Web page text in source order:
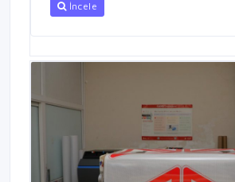
İncele